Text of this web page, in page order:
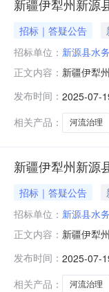
新疆伊犁州新源
招标｜答疑公告
招标单位： 新源县水
正文内容： 新疆伊犁
件澄清与
发布时间： 2025-07-
相关产品：
河流治理
新疆伊犁州新源
招标｜答疑公告
招标单位： 新源县水
正文内容： 新疆伊犁
文件澄清
发布时间： 2025-07-
相关产品：
河流治理